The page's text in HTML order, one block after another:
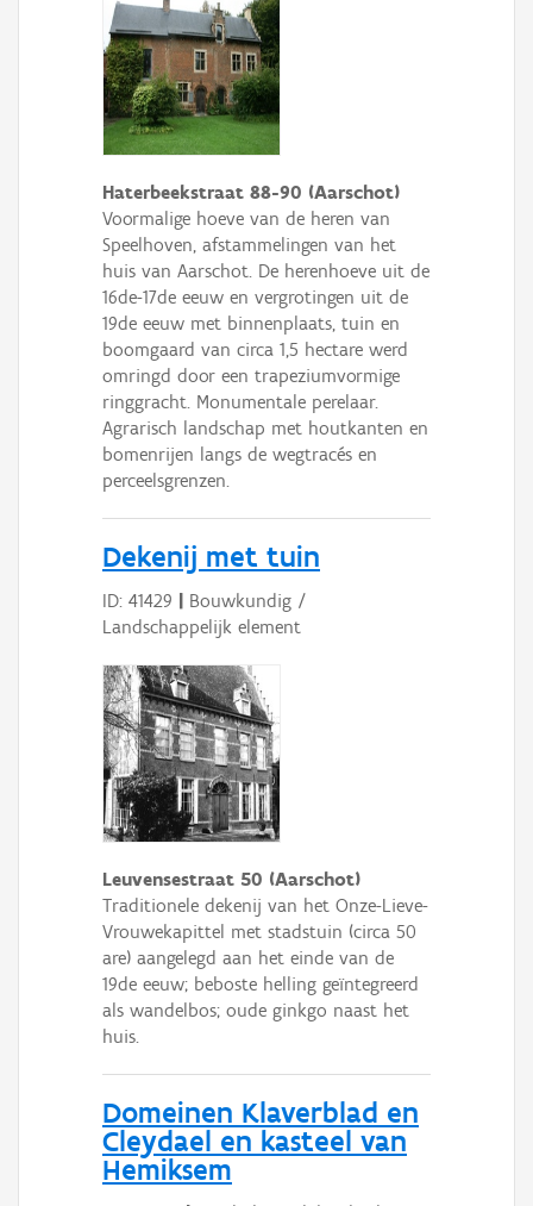
Haterbeekstraat 88-90 (Aarschot)
Voormalige hoeve van de heren van
Speelhoven, afstammelingen van het
huis van Aarschot. De herenhoeve uit de
16de-17de eeuw en vergrotingen uit de
19de eeuw met binnenplaats, tuin en
boomgaard van circa 1,5 hectare werd
omringd door een trapeziumvormige
ringgracht. Monumentale perelaar.
Agrarisch landschap met houtkanten en
bomenrijen langs de wegtracés en
perceelsgrenzen.
Dekenij met tuin
ID: 41429 | Bouwkundig /
Landschappelijk element
Leuvensestraat 50 (Aarschot)
Traditionele dekenij van het Onze-Lieve-
Vrouwekapittel met stadstuin (circa 50
are) aangelegd aan het einde van de
19de eeuw; beboste helling geïntegreerd
als wandelbos; oude ginkgo naast het
huis.
Domeinen Klaverblad en
Cleydael en kasteel van
Hemiksem